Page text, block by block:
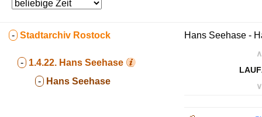
- Stadtarchiv Rostock
- 1.4.22. Hans Seehase
- Hans Seehase
Hans Seehase -
∧
∨